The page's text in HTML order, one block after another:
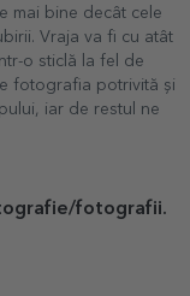
mai bine decât cele
Vraja va fi cu atât
o sticlă la fel de
fotografia potrivită și
iar de restul ne
fotografii.